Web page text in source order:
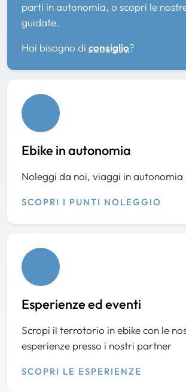
parti in autonomia, o scopri le
guidate.
Hai bisogno di consiglio?
Ebike in autonomia
Noleggi da noi, viaggi in autonomia
SCOPRI I PUNTI NOLEGGIO
Esperienze ed eventi
Scropi il terrotorio in ebike con le
esperienze presso i nostri partner
SCOPRI LE ESPERIENZE